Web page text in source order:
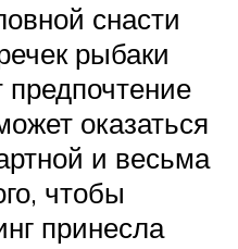
снасти
рыбаки
оказаться
и весьма
чтобы
принесла